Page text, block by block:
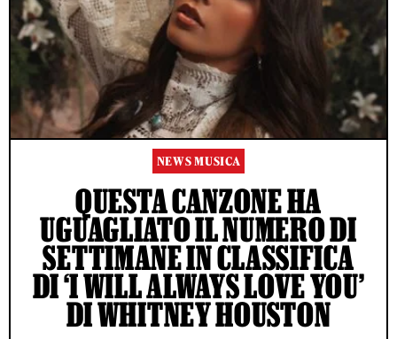
NEWS MUSICA
QUESTA CANZONE HA
UGUAGLIATO IL NUMERO DI
SETTIMANE IN CLASSIFICA
DI ‘I WILL ALWAYS LOVE YOU’
DI WHITNEY HOUSTON